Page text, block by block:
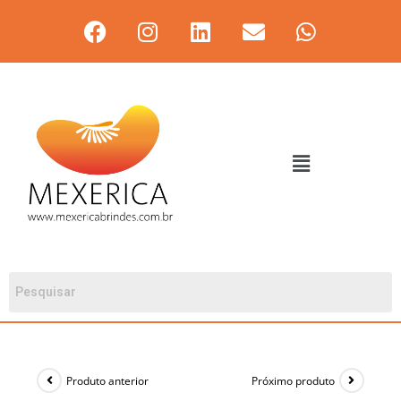
Produto anterior Próximo produto